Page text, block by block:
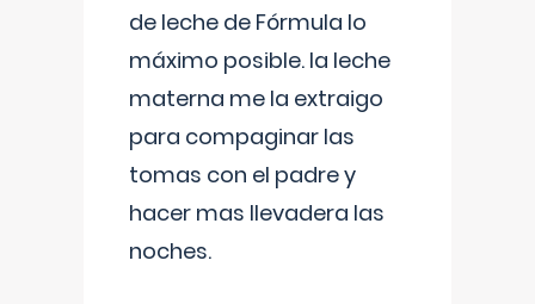
de leche de Fórmula lo
máximo posible. la leche
materna me la extraigo
para compaginar las
tomas con el padre y
hacer mas llevadera las
noches.